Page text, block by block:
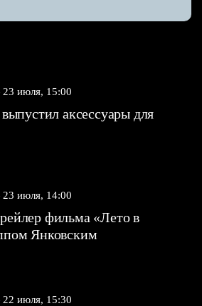
23 июля, 15:00
аксессуары для
23 июля, 14:00
фильма «Лето в
Янковским
22 июля, 15:30